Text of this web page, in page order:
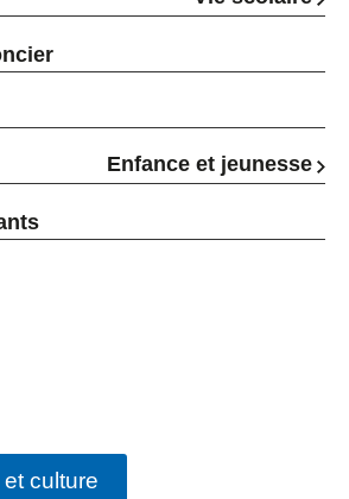
Enfance et jeunesse
culture